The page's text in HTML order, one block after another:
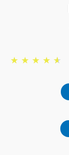
★ ★ ★ ★ ★